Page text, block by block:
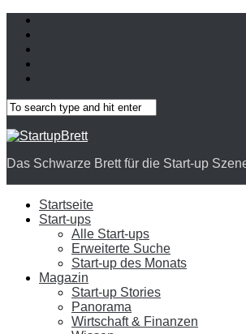
Das Schwarze Brett für die Start-up
Startseite
Start-ups
Alle Start-ups
Erweiterte Suche
Start-up des Monats
Magazin
Start-up Stories
Panorama
Wirtschaft & Finanzen